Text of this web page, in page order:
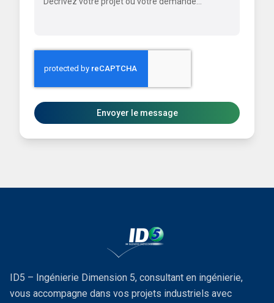
Envoyer le message
ID5 – Ingénierie Dimension 5, consultant en ingénierie,
vous accompagne dans vos projets industriels avec